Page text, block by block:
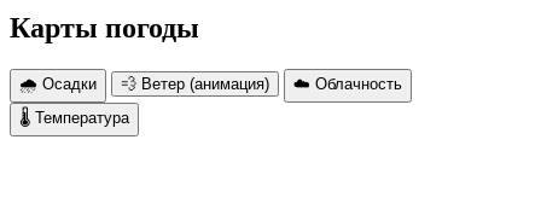
Карты погоды
🌧 Осадки 💨 Ветер (анимация)
☁️ Облачность
🌡 Температура